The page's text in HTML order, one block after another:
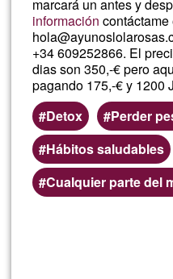
marcará un antes y
información contáctame
+34 609252866. El
dias son 350,-€ pero
pagando 175,-€ y 1200
Detox
Perder
Hábitos saludables
Cualquier parte del